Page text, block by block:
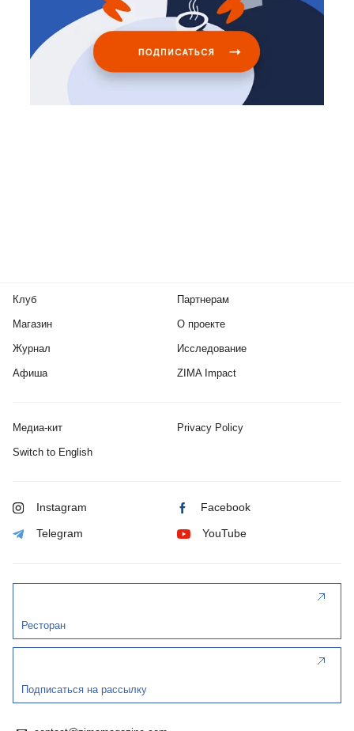
Клуб
Магазин
Журнал
Афиша
Партнерам
О проекте
Исследование
ZIMA Impact
Медиа-кит Privacy Policy
Switch to English
Instagram Facebook
Telegram YouTube
Ресторан
Подписаться на рассылку